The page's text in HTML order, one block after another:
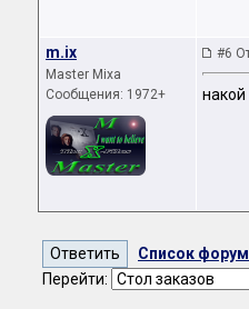
m.ix
Master Mixa
Сообщения: 1972+
#6
Список
Перейти: